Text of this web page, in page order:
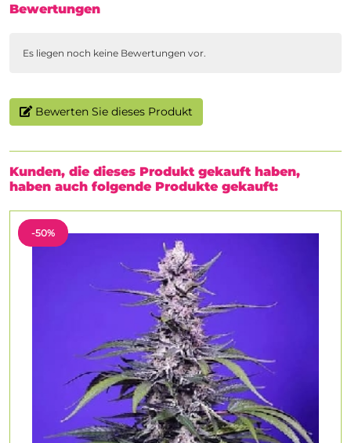
Bewertungen
Es liegen noch keine Bewertungen vor.
Bewerten Sie dieses Produkt
Kunden, die dieses Produkt gekauft haben,
haben auch folgende Produkte gekauft:
-50%